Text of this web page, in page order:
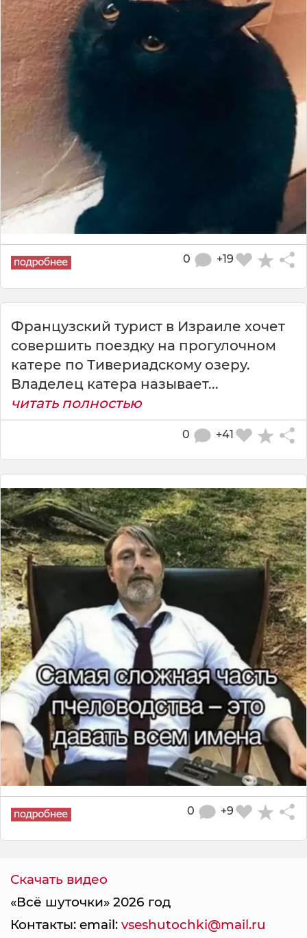
+19
0
Французский турист в Израиле хочет
совершить поездку на прогулочном
катере по Тивериадскому озеру.
Владелец катера называет...
читать полностью
+41
0
+9
0
Скачать видео
«Всё шуточки» 2026 год
Контакты: email: vseshutochki@mail.ru